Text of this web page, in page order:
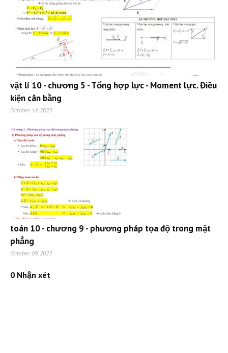
vật lí 10 - chương 5 - Tổng hợp lực - Moment lực. Điều
kiện cân bằng
October 14, 2023
toán 10 - chương 9 - phương pháp tọa độ trong mặt
phẳng
October 09, 2023
0 Nhận xét